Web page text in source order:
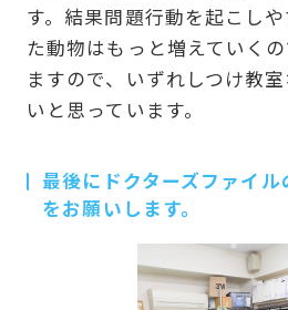
す。結果問題行動を起こし
た動物はもっと増えていく
ますので、いずれしつけ教
いと思っています。
最後にドクターズファイ
をお願いします。